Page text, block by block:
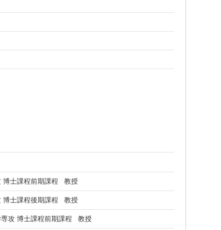
博士課程前期課程 教授
博士課程後期課程 教授
攻 博士課程前期課程 教授